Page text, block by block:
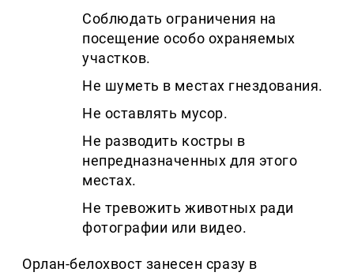
Соблюдать ограничения на
посещение особо охраняемых
участков.
Не шуметь в местах гнездования.
Не оставлять мусор.
Не разводить костры в
непредназначенных для этого
местах.
Не тревожить животных ради
фотографии или видео.
Орлан-белохвост занесен сразу в